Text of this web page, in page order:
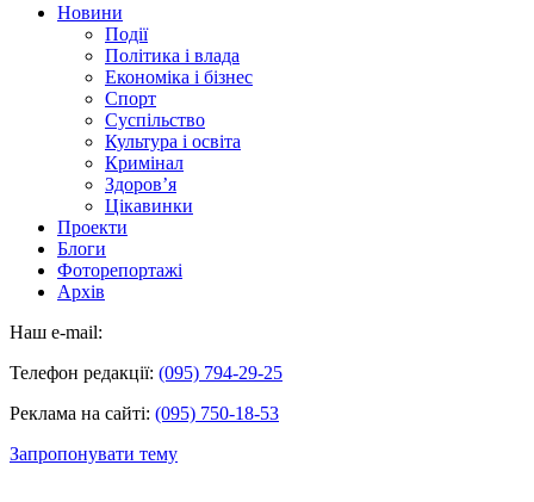
Новини
Події
Політика і влада
Економіка і бізнес
Спорт
Суспільство
Культура і освіта
Кримінал
Здоров’я
Цікавинки
Проекти
Блоги
Фоторепортажі
Архів
Наш e-mail:
Телефон редакції: (095) 794-29-25
Реклама на сайті: (095) 750-18-53
Запропонувати тему